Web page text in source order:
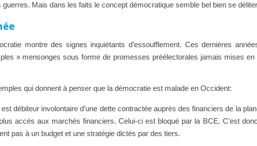
Mais dans les faits le concept démocratique semble bel bien se
montre des signes inquiétants d’essoufflement. Ces dernières
» mensonges sous forme de promesses préélectorales jamais mises
qui donnent à penser que la démocratie est malade en Occident:
débiteur involontaire d’une dette contractée auprès des financiers de la
accès aux marchés financiers. Celui-ci est bloqué par la BCE. C’est
pas à un budget et une stratégie dictés par des tiers.